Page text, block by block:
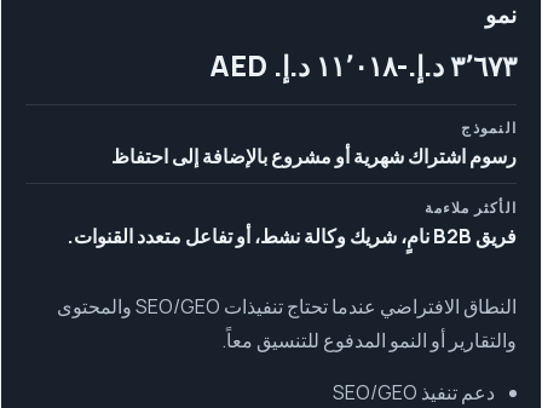
نمو
النموذج
رسوم اشتراك شهرية أو مشروع بالإضافة إلى احتفاظ
الأكثر ملاءمة
فريق B2B نامٍ، شريك وكالة نشط، أو تفاعل متعدد القنوات.
النطاق الافتراضي عندما تحتاج تنفيذات SEO/GEO والمحتوى
والتقارير أو النمو المدفوع للتنسيق معاً.
دعم تنفيذ SEO/GEO